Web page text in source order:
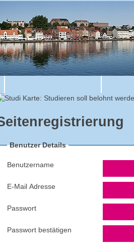
Benutzer Details
Benutzername
E-Mail Adresse
Passwort
Passwort bestätigen